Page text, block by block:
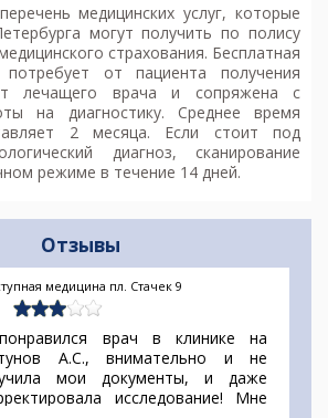
медицинских услуг, которые
могут получить по полису
страхования. Бесплатная
от пациента получения
лечащего врача и сопряжена с
на диагностику. Среднее время
2 месяца. Если стоит под
диагноз, сканирование
режиме в течение 14 дней.
Отзывы
медицина пл. Стачек 9
врач в клинике на
А.С., внимательно и не
мои документы, и даже
исследование! Мне